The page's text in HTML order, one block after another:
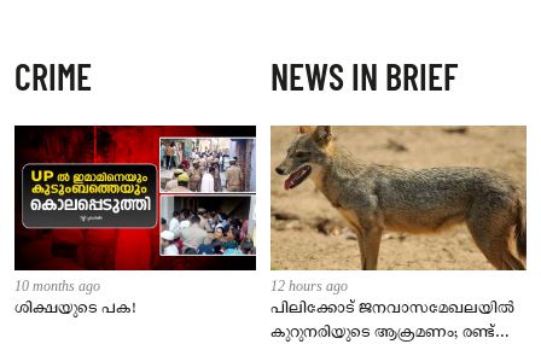
CRIME
10 months ago
ശിക്ഷയുടെ പക!
NEWS IN BRIEF
12 hours ago
പിലിക്കോട് ജനവാസമേഖലയിൽ
കുറുനരിയുടെ ആക്രമണം; രണ്ട്